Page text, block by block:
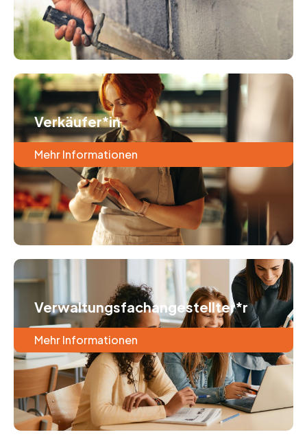
Verkäufer*in
Mehr Informationen
Verwaltungsfachangestellter*r
Mehr Informationen